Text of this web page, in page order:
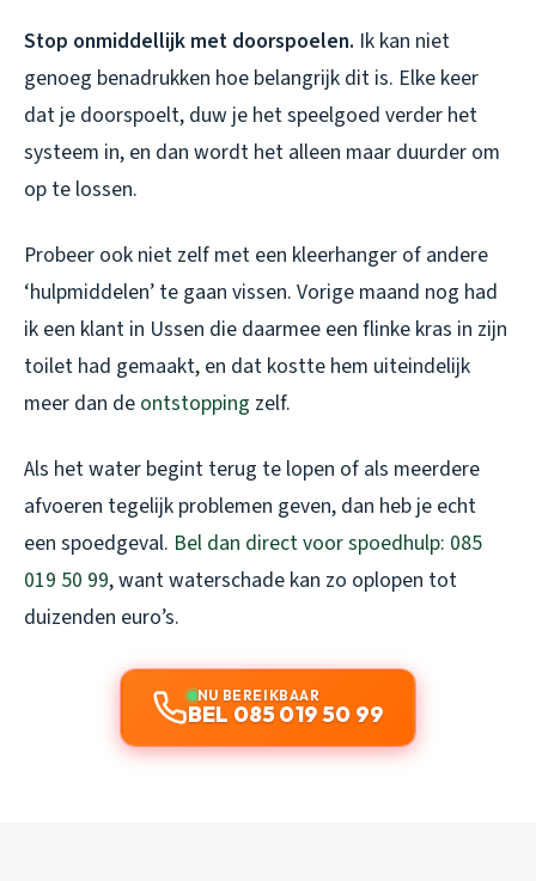
Stop onmiddellijk met doorspoelen. Ik kan niet
genoeg benadrukken hoe belangrijk dit is. Elke keer
dat je doorspoelt, duw je het speelgoed verder het
systeem in, en dan wordt het alleen maar duurder om
op te lossen.
Probeer ook niet zelf met een kleerhanger of andere
‘hulpmiddelen’ te gaan vissen. Vorige maand nog had
ik een klant in Ussen die daarmee een flinke kras in zijn
toilet had gemaakt, en dat kostte hem uiteindelijk
meer dan de ontstopping zelf.
Als het water begint terug te lopen of als meerdere
afvoeren tegelijk problemen geven, dan heb je echt
een spoedgeval. Bel dan direct voor spoedhulp: 085
019 50 99, want waterschade kan zo oplopen tot
duizenden euro’s.
NU BEREIKBAAR
BEL 085 019 50 99